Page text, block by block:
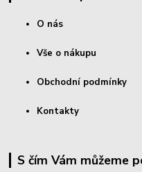
O nás
Vše o nákupu
Obchodní podmínky
Kontakty
S čím Vám můžeme